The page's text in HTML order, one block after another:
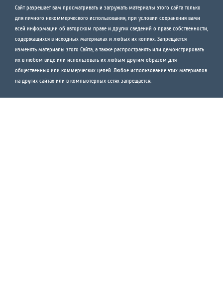
Сайт разрешает вам просматривать и загружать материалы этого сайта только
для личного некоммерческого использования, при условии сохранения вами
всей информации об авторском праве и других сведений о праве собственности,
содержащихся в исходных материалах и любых их копиях. Запрещается
изменять материалы этого Сайта, а также распространять или демонстрировать
их в любом виде или использовать их любым другим образом для
общественных или коммерческих целей. Любое использование этих материалов
на других сайтах или в компьютерных сетях запрещается.